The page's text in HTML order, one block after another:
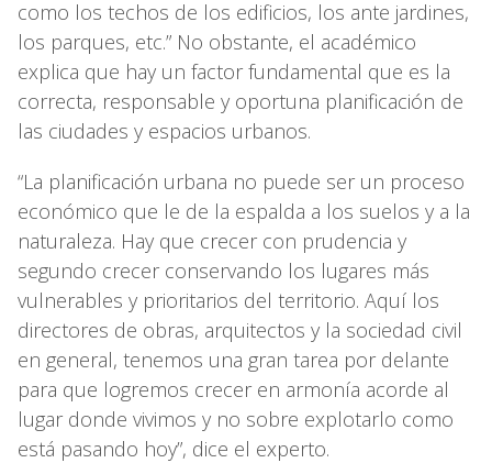
como los techos de los edificios, los ante jardines,
los parques, etc.” No obstante, el académico
explica que hay un factor fundamental que es la
correcta, responsable y oportuna planificación de
las ciudades y espacios urbanos.
“La planificación urbana no puede ser un proceso
económico que le de la espalda a los suelos y a la
naturaleza. Hay que crecer con prudencia y
segundo crecer conservando los lugares más
vulnerables y prioritarios del territorio. Aquí los
directores de obras, arquitectos y la sociedad civil
en general, tenemos una gran tarea por delante
para que logremos crecer en armonía acorde al
lugar donde vivimos y no sobre explotarlo como
está pasando hoy”, dice el experto.